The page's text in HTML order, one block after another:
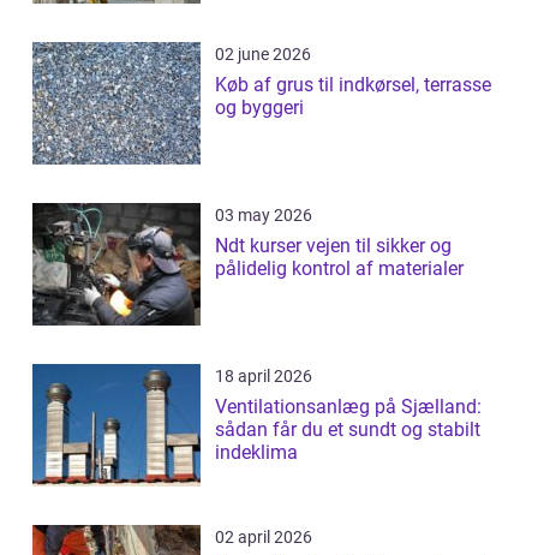
02 june 2026
Køb af grus til indkørsel, terrasse
og byggeri
03 may 2026
Ndt kurser vejen til sikker og
pålidelig kontrol af materialer
18 april 2026
Ventilationsanlæg på Sjælland:
sådan får du et sundt og stabilt
indeklima
02 april 2026